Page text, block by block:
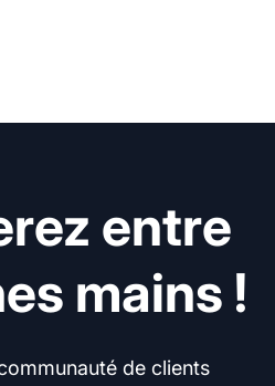
entre
mains !
de clients